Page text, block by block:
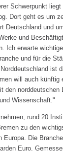
Schwerpunkt
Dort geht es um
Deutschland und
und
Ich erwarte
und für die
ist
will auch künftig
den norddeutschen
Wissenschaft."
rund 20
zu den
Europa. Die
Euro.